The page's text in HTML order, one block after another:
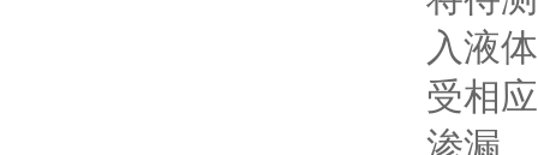
入液
受相
渗漏